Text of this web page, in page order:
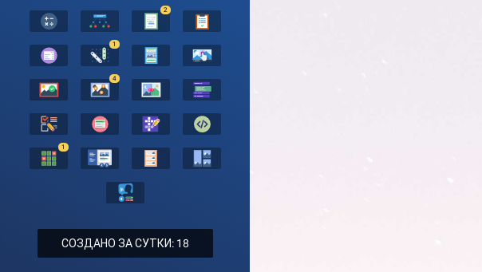
2
1
4
1
СОЗДАНО ЗА СУТКИ: 18